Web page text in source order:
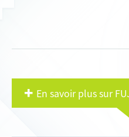
En savoir plus sur